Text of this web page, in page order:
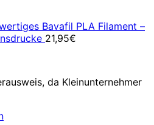
Bavafil PLA Filament –
21,95€
da Kleinunternehmer